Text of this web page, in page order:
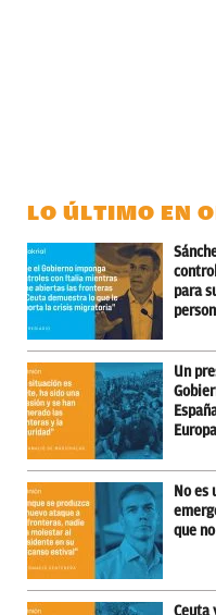
LO ÚLTIMO EN
para
Un
Europa
No es
que
Ceuta